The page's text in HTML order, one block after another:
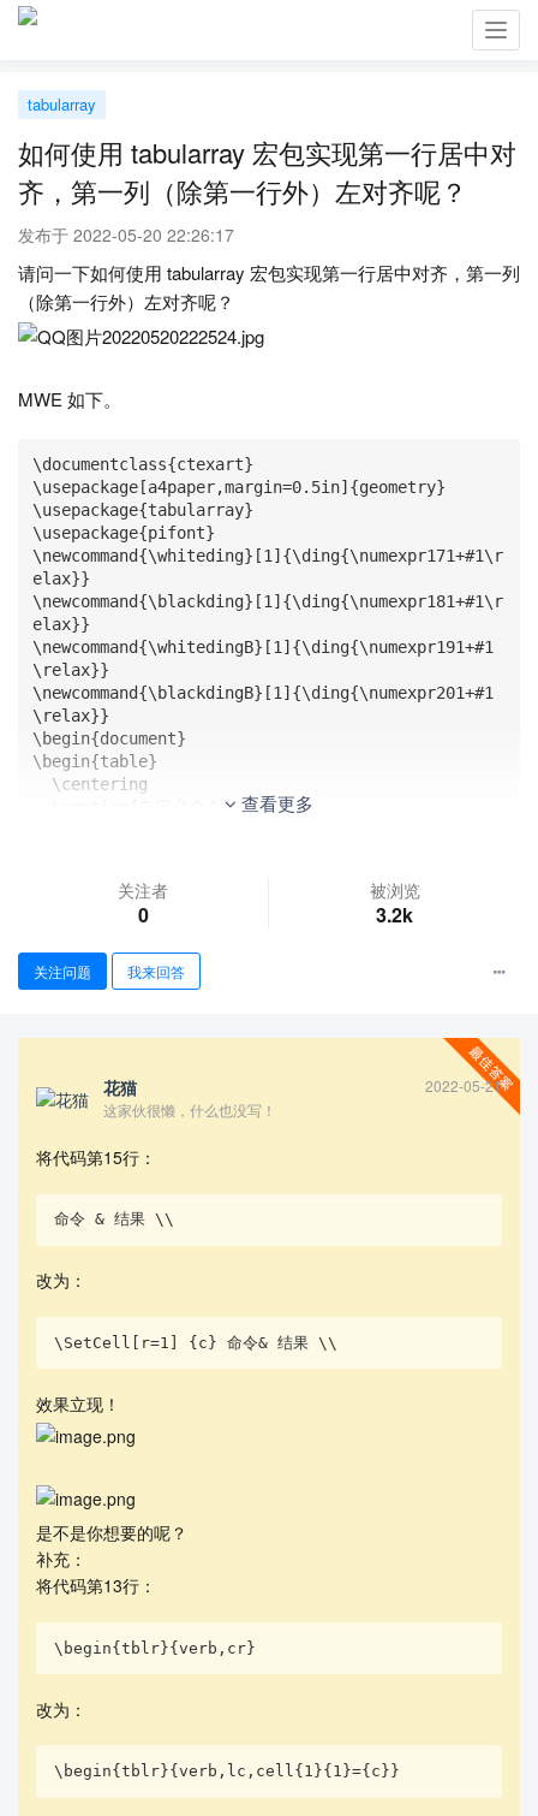
tabularray
如何使用 tabularray 宏包实现第一行居中对
齐，第一列（除第一行外）左对齐呢？
发布于 2022-05-20 22:26:17
请问一下如何使用 tabularray 宏包实现第一行居中对齐，第一列
（除第一行外）左对齐呢？
MWE 如下。
\documentclass{ctexart}
\usepackage[a4paper,margin=0.5in]{geometry}
\usepackage{tabularray}
\usepackage{pifont}
\newcommand{\whiteding}[1]{\ding{\numexpr171+#1\r
elax}}
\newcommand{\blackding}[1]{\ding{\numexpr181+#1\r
elax}}
\newcommand{\whitedingB}[1]{\ding{\numexpr191+#1
\relax}}
\newcommand{\blackdingB}[1]{\ding{\numexpr201+#1
\relax}}
\begin{document}
\begin{table}
  \verb|\whitedingB{8}| & \whitedingB{8} \\
  \verb|\blackdingB{8}| & \blackdingB{8} \\
  \end{tblr}
\end{document}
查看更多
关注者
0
被浏览
3.2k
关注问题 我来回答
花猫
2022-05-21
这家伙很懒，什么也没写！
将代码第15行：
命令 & 结果 \\
改为：
\SetCell[r=1] {c} 命令& 结果 \\
效果立现！
是不是你想要的呢？
补充：
将代码第13行：
\begin{tblr}{verb,cr}
改为：
\begin{tblr}{verb,lc,cell{1}{1}={c}}